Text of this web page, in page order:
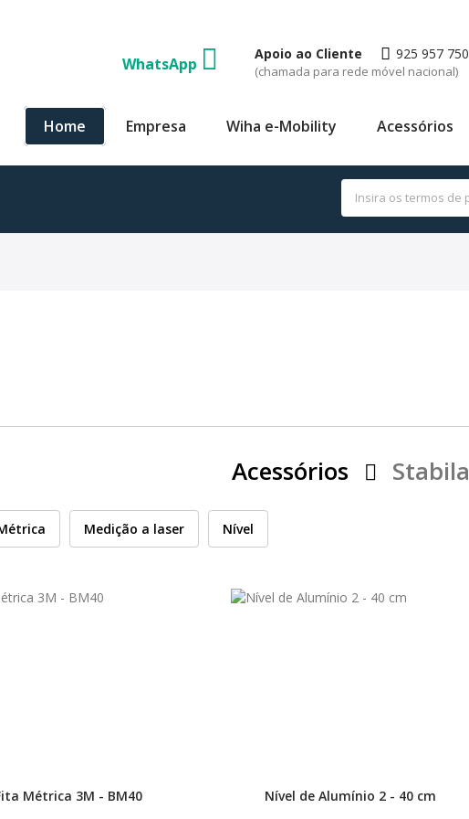
WhatsApp
Apoio ao Cliente 925 957 750
(chamada para rede móvel nacional)
Home Empresa Wiha e-Mobility Acessórios
Acessórios Stabila
Medição a laser Nível
Métrica 3M - BM40 Nível de Alumínio 2 - 40 cm